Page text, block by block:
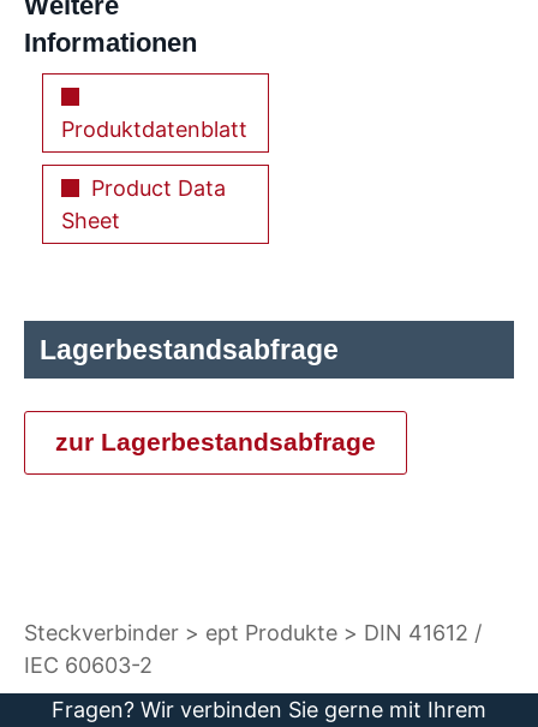
Informationen
Produktdatenblatt
Product Data
Sheet
Lagerbestandsabfrage
zur Lagerbestandsabfrage
Steckverbinder ept Produkte
DIN 41612 /
IEC 60603-2
Fragen? Wir verbinden Sie gerne mit Ihrem